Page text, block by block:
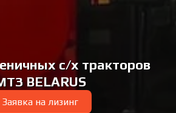
с/х тракторов
BELARUS
Заявка на лизинг